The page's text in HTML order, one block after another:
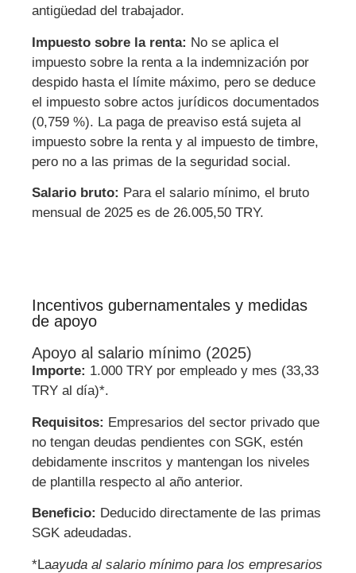
antigüedad del trabajador.
Impuesto sobre la renta: No se aplica el
impuesto sobre la renta a la indemnización por
despido hasta el límite máximo, pero se deduce
el impuesto sobre actos jurídicos documentados
(0,759 %). La paga de preaviso está sujeta al
impuesto sobre la renta y al impuesto de timbre,
pero no a las primas de la seguridad social.
Salario bruto: Para el salario mínimo, el bruto
mensual de 2025 es de 26.005,50 TRY.
Incentivos gubernamentales y medidas
de apoyo
Apoyo al salario mínimo (2025)
Importe: 1.000 TRY por empleado y mes (33,33
TRY al día)*.
Requisitos: Empresarios del sector privado que
no tengan deudas pendientes con SGK, estén
debidamente inscritos y mantengan los niveles
de plantilla respecto al año anterior.
Beneficio: Deducido directamente de las primas
SGK adeudadas.
*Laayuda al salario mínimo para los empresarios